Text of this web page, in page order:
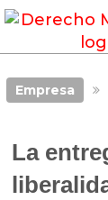
Empresa
La